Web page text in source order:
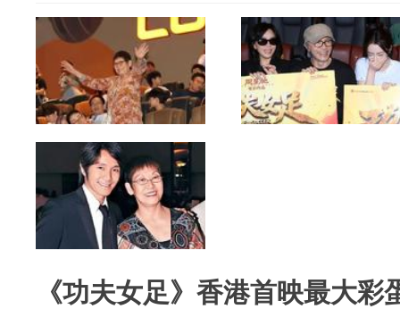
《功夫女足》香港首映最大彩